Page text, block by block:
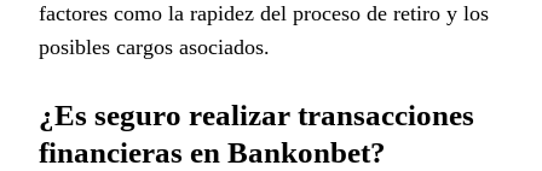
factores como la rapidez del proceso de retiro y los
posibles cargos asociados.
¿Es seguro realizar transacciones
financieras en Bankonbet?